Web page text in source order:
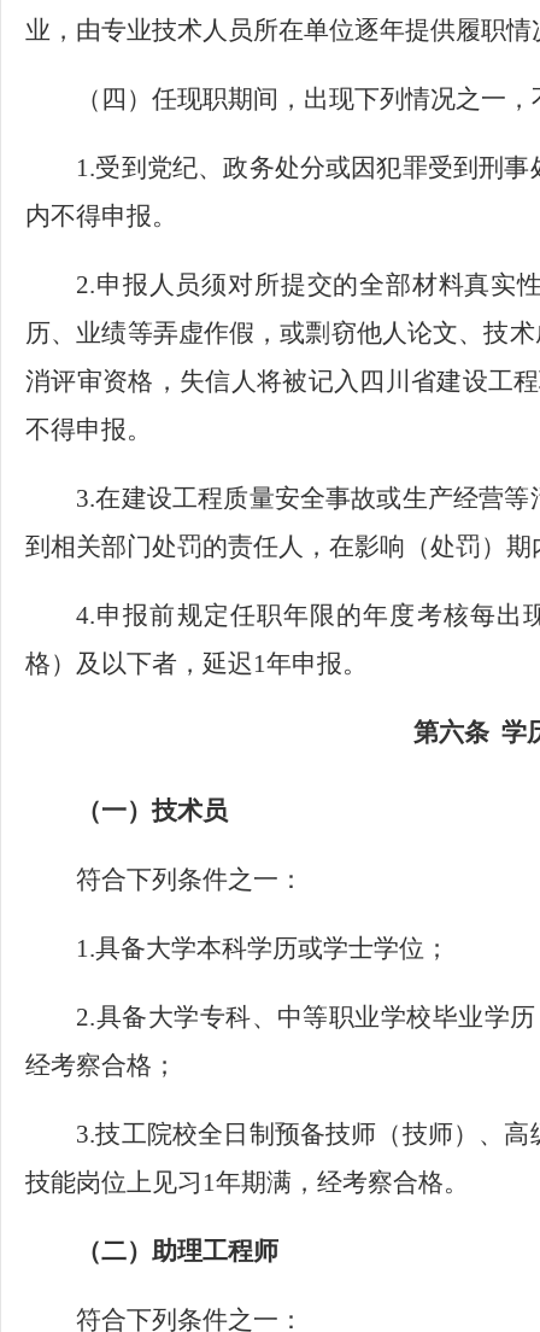
业，由专业技术人员所在单位逐年提供履职
（四）任现职期间，出现下列情况之一
1.受到党纪、政务处分或因犯罪受到刑
内不得申报。
2.申报人员须对所提交的全部材料真实
历、业绩等弄虚作假，或剽窃他人论文、技
消评审资格，失信人将被记入四川省建设工
不得申报。
3.在建设工程质量安全事故或生产经营
到相关部门处罚的责任人，在影响（处罚）期
4.申报前规定任职年限的年度考核每出
格）及以下者，延迟1年申报。
第六条 学
（一）技术员
符合下列条件之一：
1.具备大学本科学历或学士学位；
2.具备大学专科、中等职业学校毕业学
经考察合格；
3.技工院校全日制预备技师（技师）、
技能岗位上见习1年期满，经考察合格。
（二）助理工程师
符合下列条件之一：